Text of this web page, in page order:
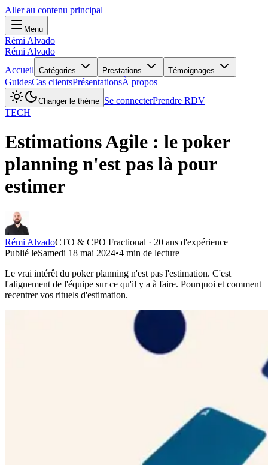
Aller au contenu principal
Menu
Rémi Alvado
Rémi Alvado
Accueil Catégories Prestations Témoignages
GuidesCas clientsPrésentationsÀ propos
Changer le thème Se connecterPrendre RDV
TECH
Estimations Agile : le poker
planning n'est pas là pour
estimer
Rémi AlvadoCTO & CPO Fractional · 20 ans d'expérience
Publié leSamedi 18 mai 2024•4 min de lecture
Le vrai intérêt du poker planning n'est pas l'estimation. C'est
l'alignement de l'équipe sur ce qu'il y a à faire. Pourquoi et comment
recentrer vos rituels d'estimation.